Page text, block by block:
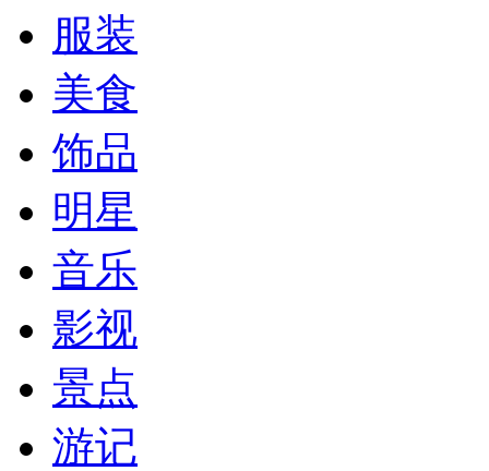
服装
美食
饰品
明星
音乐
影视
景点
游记